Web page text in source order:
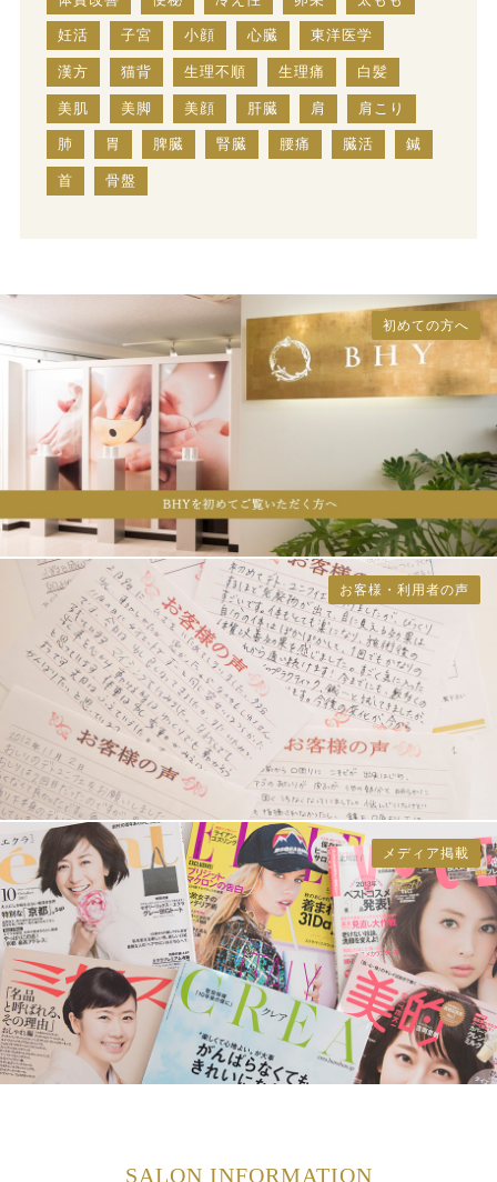
妊活 子宮 小顔 心臓 東洋医学
漢方 猫背 生理不順 生理痛 白髪
美肌 美脚 美顔 肝臓 肩 肩こり
肺 胃 脾臓 腎臓 腰痛 臓活 鍼
首 骨盤
初めての方へ
お客様・利用者の声
メディア掲載
SALON INFORMATION